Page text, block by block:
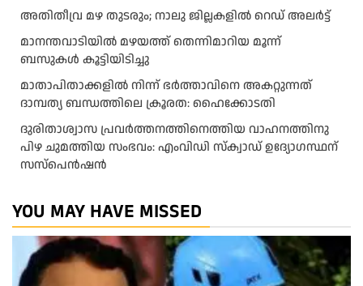
അതിതീവ്ര മഴ തുടരും; നാലു ജില്ലകളിൽ റെഡ് അലർട്ട്
മാനന്തവാടിയിൽ മഴയത്ത് തെന്നിമാറിയ മൂന്ന്
ബസുകൾ കൂട്ടിയിടിച്ചു
മാതാപിതാക്കളില്‍ നിന്ന് ഭര്‍ത്താവിനെ അകറ്റുന്നത്
ദാമ്പത്യ ബന്ധത്തിലെ ക്രൂരത: ഹൈക്കോടതി
ദുരിതാശ്വാസ പ്രവർത്തനത്തിനെത്തിയ വാഹനത്തിനു
പിഴ ചുമത്തിയ സംഭവം: എംവിഡി സ്ക്വാഡ് ഉദ്യോഗസ്ഥന്
സസ്പെൻഷൻ
YOU MAY HAVE MISSED